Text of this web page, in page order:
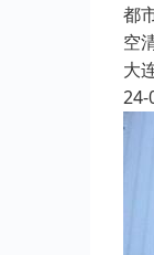
都
空
大
24-